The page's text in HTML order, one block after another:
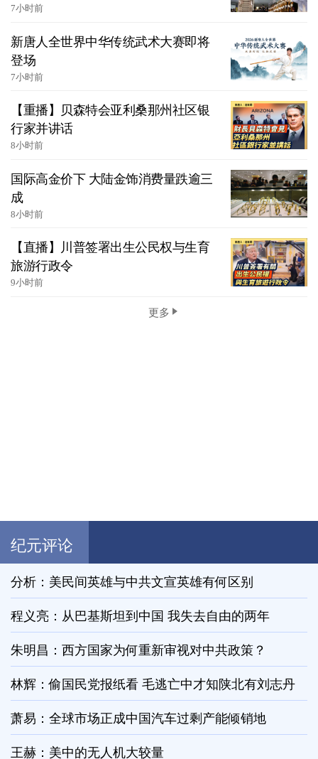
7小时前
新唐人全世界中华传统武术大赛即将
登场
7小时前
【重播】贝森特会亚利桑那州社区银
行家并讲话
8小时前
国际高金价下 大陆金饰消费量跌逾三
成
8小时前
【直播】川普签署出生公民权与生育
旅游行政令
9小时前
更多
纪元评论
分析：美民间英雄与中共文宣英雄有何区别
程义亮：从巴基斯坦到中国 我失去自由的两年
朱明昌：西方国家为何重新审视对中共政策？
林辉：偷国民党报纸看 毛逃亡中才知陕北有刘志丹
萧易：全球市场正成中国汽车过剩产能倾销地
王赫：美中的无人机大较量